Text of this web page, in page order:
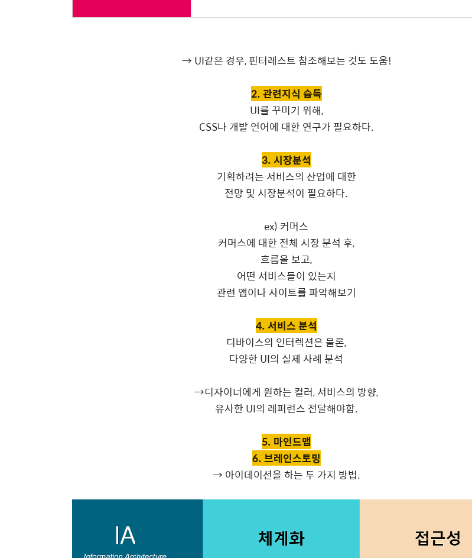
→ UI같은 경우, 핀터레스트 참조해보는 것도 도움!
2. 관련지식 습득
UI를 꾸미기 위해,
CSS나 개발 언어에 대한 연구가 필요하다.
3. 시장분석
기획하려는 서비스의 산업에 대한
전망 및 시장분석이 필요하다.
ex) 커머스
커머스에 대한 전체 시장 분석 후,
흐름을 보고,
어떤 서비스들이 있는지
관련 앱이나 사이트를 파악해보기
4. 서비스 분석
디바이스의 인터렉션은 물론,
다양한 UI의 실제 사례 분석
→디자이너에게 원하는 컬러, 서비스의 방향,
유사한 UI의 레퍼런스 전달해야함.
5. 마인드맵
6. 브레인스토밍
→ 아이데이션을 하는 두 가지 방법.